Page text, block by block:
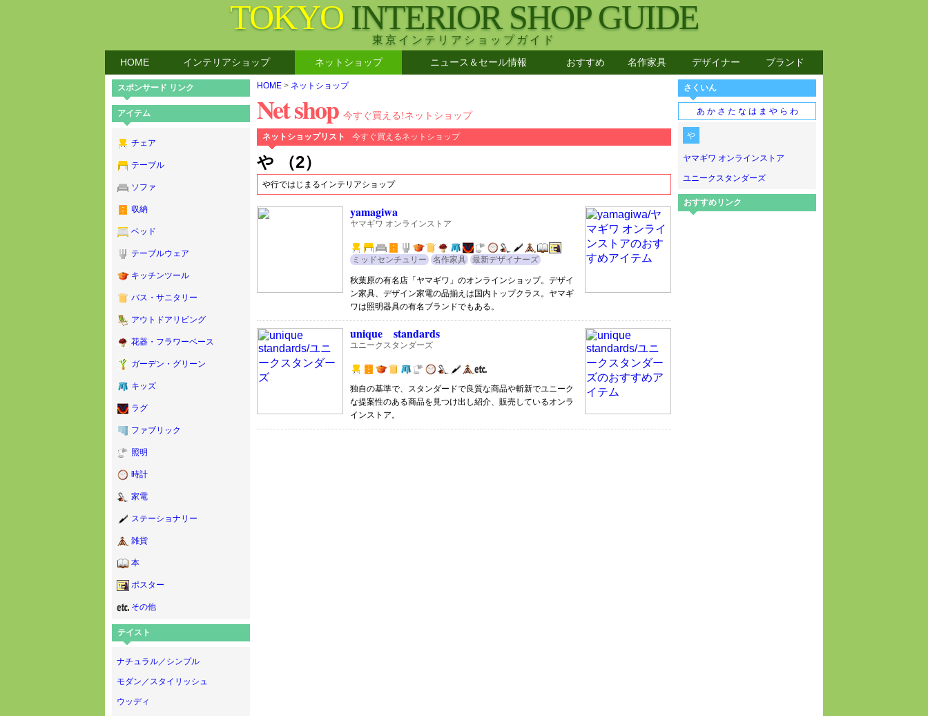
TOKYOINTERIOR SHOP GUIDE
東京インテリアショップガイド
HOME インテリアショップ ネットショップ ニュース＆セール情報 おすすめ 名作家具 デザイナー ブランド
スポンサード リンク
アイテム
チェア
テーブル
ソファ
収納
ベッド
テーブルウェア
キッチンツール
バス・サニタリー
アウトドアリビング
花器・フラワーベース
ガーデン・グリーン
キッズ
ラグ
ファブリック
照明
時計
家電
ステーショナリー
雑貨
本
ポスター
その他
テイスト
ナチュラル／シンプル
モダン／スタイリッシュ
ウッディ
HOME > ネットショップ
Net shop 今すぐ買える!ネットショップ
ネットショップリスト 今すぐ買えるネットショップ
や （2）
や行ではじまるインテリアショップ
yamagiwa
ヤマギワ オンラインストア
ミッドセンチュリー 名作家具 最新デザイナーズ
秋葉原の有名店「ヤマギワ」のオンラインショップ。デザイ
ン家具、デザイン家電の品揃えは国内トップクラス。ヤマギ
ワは照明器具の有名ブランドでもある。
unique standards
ユニークスタンダーズ
独自の基準で、スタンダードで良質な商品や斬新でユニーク
な提案性のある商品を見つけ出し紹介、販売しているオンラ
インストア。
さくいん
あ か さ た な は ま や ら わ
や
ヤマギワ オンラインストア
ユニークスタンダーズ
おすすめリンク